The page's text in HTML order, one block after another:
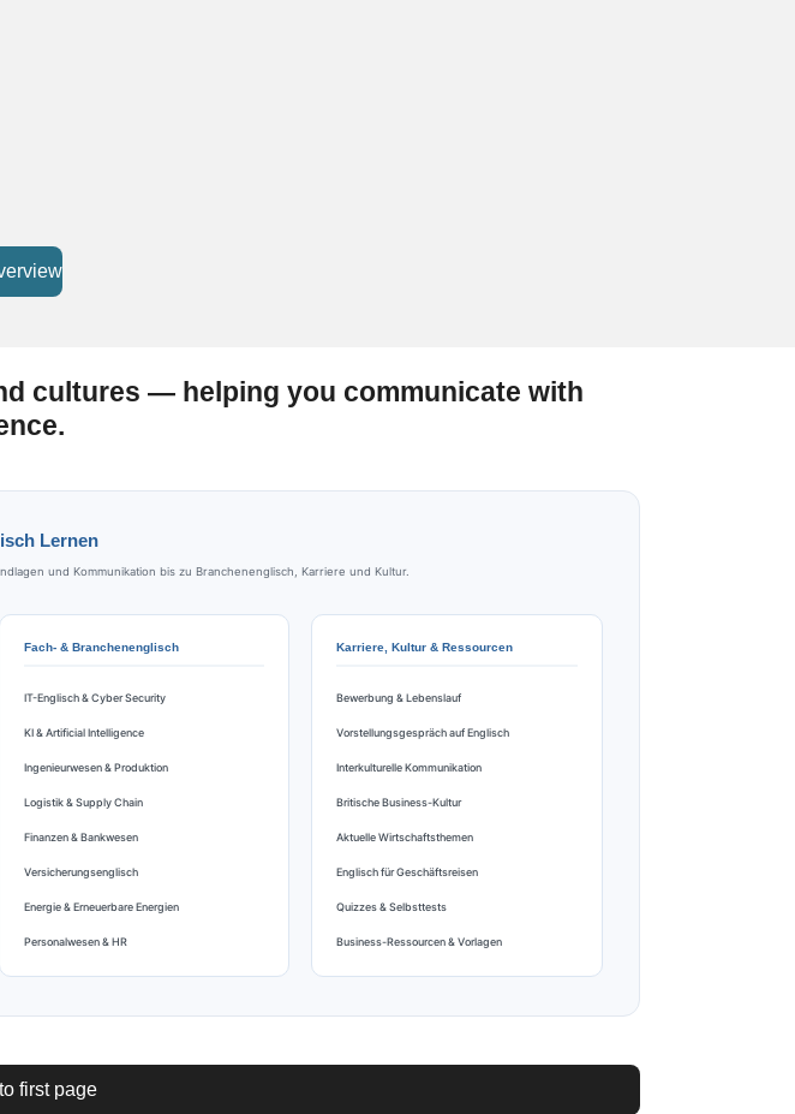
cultures — helping you communicate with
Lernen
und Kommunikation bis zu Branchenenglisch, Karriere und Kultur.
Fach- & Branchenenglisch
IT-Englisch & Cyber Security
KI & Artificial Intelligence
Ingenieurwesen & Produktion
Logistik & Supply Chain
Finanzen & Bankwesen
Versicherungsenglisch
Energie & Erneuerbare Energien
Personalwesen & HR
Karriere, Kultur & Ressourcen
Bewerbung & Lebenslauf
Vorstellungsgespräch auf Englisch
Interkulturelle Kommunikation
Britische Business-Kultur
Aktuelle Wirtschaftsthemen
Englisch für Geschäftsreisen
Quizzes & Selbsttests
Business-Ressourcen & Vorlagen
first page